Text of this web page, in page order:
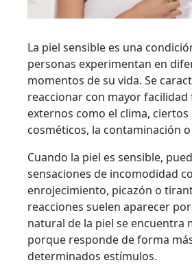
La piel sensible es una
personas experimentan en
momentos de su vida. Se
reaccionar con mayor
externos como el clima,
cosméticos, la contaminación
Cuando la piel es sensible,
sensaciones de incomodidad
enrojecimiento, picazón o
reacciones suelen aparecer
natural de la piel se encuentra
porque responde de forma
determinados estímulos.